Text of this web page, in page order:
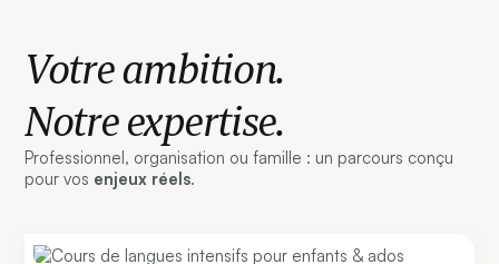
Votre ambition.
Notre expertise.
Professionnel, organisation ou famille : un parcours conçu
pour vos enjeux réels.